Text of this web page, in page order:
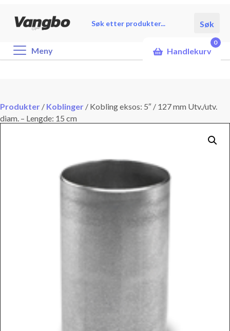
search
Søk
Meny Handlekurv
0
Produkter / Koblinger / Kobling eksos: 5″ / 127 mm Utv./utv.
diam. – Lengde: 15 cm